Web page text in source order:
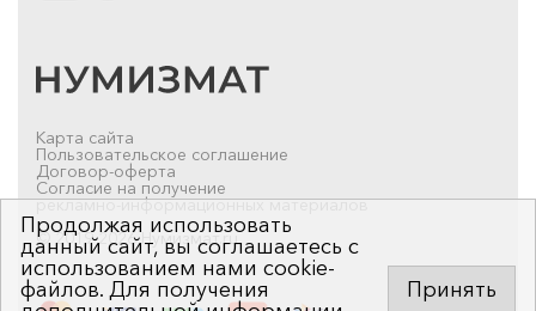
Карта сайта
Пользовательское соглашение
Договор-оферта
Согласие на получение
рекламно-информационных материалов
© 2019-2026 Нумизмат.ru
Продолжая использовать
данный сайт, вы соглашаетесь с
использованием нами cookie-
файлов. Для получения
Принять